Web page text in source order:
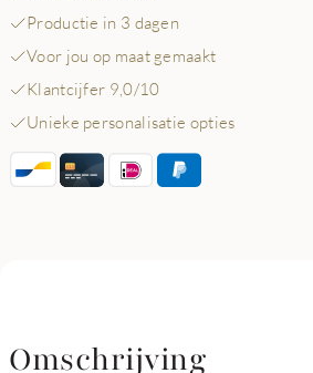
Productie in 3 dagen
Voor jou op maat gemaakt
Klantcijfer 9,0/10
Unieke personalisatie opties
Omschrijving